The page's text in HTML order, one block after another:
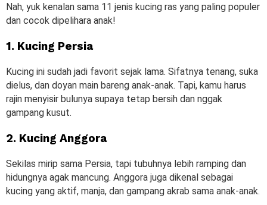
Nah, yuk kenalan sama 11 jenis kucing ras yang paling populer
dan cocok dipelihara anak!
1. Kucing Persia
Kucing ini sudah jadi favorit sejak lama. Sifatnya tenang, suka
dielus, dan doyan main bareng anak-anak. Tapi, kamu harus
rajin menyisir bulunya supaya tetap bersih dan nggak
gampang kusut.
2. Kucing Anggora
Sekilas mirip sama Persia, tapi tubuhnya lebih ramping dan
hidungnya agak mancung. Anggora juga dikenal sebagai
kucing yang aktif, manja, dan gampang akrab sama anak-anak.